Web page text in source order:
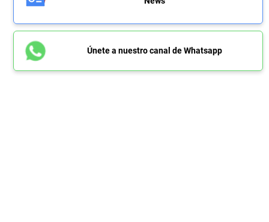
Únete a nuestro canal de Whatsapp